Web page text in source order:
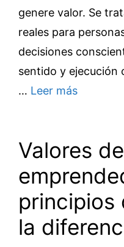
genere valor. Se
reales para
decisiones
sentido y ejecución
… Leer más
Valores
principios
la